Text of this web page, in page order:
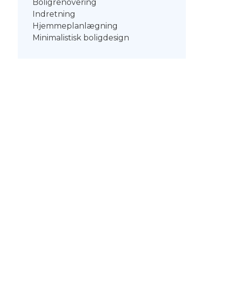
Boligrenovering
Indretning
Hjemmeplanlægning
Minimalistisk boligdesign